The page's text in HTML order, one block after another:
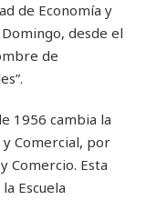
de Economía y
desde el
de
1956 cambia la
y Comercial, por
Comercio. Esta
Escuela